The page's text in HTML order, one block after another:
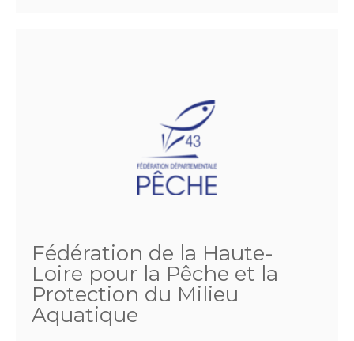
Fédération de la Haute-
Loire pour la Pêche et la
Protection du Milieu
Aquatique